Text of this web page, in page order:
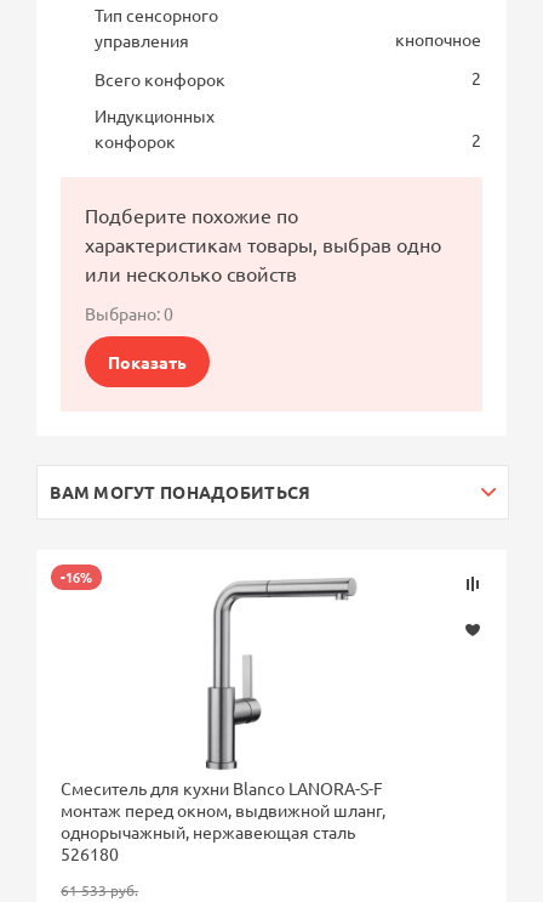
Тип сенсорного
управления
кнопочное
Всего конфорок
2
Индукционных
конфорок
2
Подберите похожие по
характеристикам товары, выбрав одно
или несколько свойств
Выбрано:0
Показать
ВАМ МОГУТ ПОНАДОБИТЬСЯ
-16%
Смеситель для кухни Blanco LANORA-S-F
монтаж перед окном, выдвижной шланг,
однорычажный, нержавеющая сталь
526180
61 533 руб.